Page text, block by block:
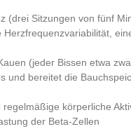
(drei Sitzungen von fünf
Herzfrequenzvariabilität,
(jeder Bissen etwa
und bereitet die
regelmäßige körperliche
der Beta-Zellen